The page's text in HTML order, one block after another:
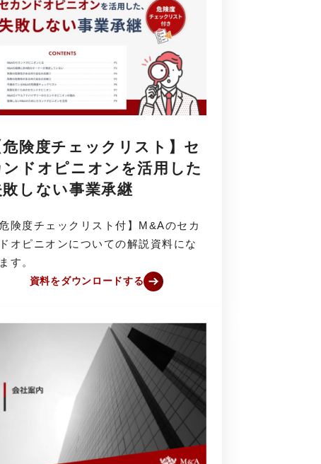
危険度チェックリスト】セ
ンドオピニオンを活用した
敗しない事業承継
危険度チェックリスト付】M&Aのセカ
オピニオンについての解説資料にな
す。
資料をダウンロードする